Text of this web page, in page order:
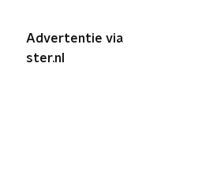
Advertentie via
ster.nl